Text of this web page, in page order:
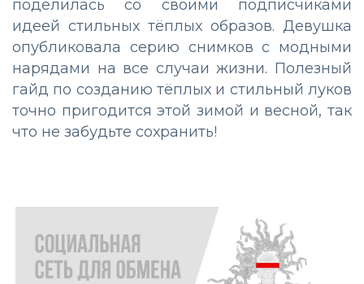
поделилась со своими подписчиками
идеей стильных тёплых образов. Девушка
опубликовала серию снимков с модными
нарядами на все случаи жизни. Полезный
гайд по созданию тёплых и стильный луков
точно пригодится этой зимой и весной, так
что не забудьте сохранить!